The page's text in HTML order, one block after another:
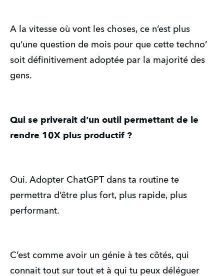
A la vitesse où vont les choses, ce n’est plus
qu’une question de mois pour que cette techno’
soit définitivement adoptée par la majorité des
gens.
Qui se priverait d’un outil permettant de le
rendre 10X plus productif ?
Oui. Adopter ChatGPT dans ta routine te
permettra d’être plus fort, plus rapide, plus
performant.
C’est comme avoir un génie à tes côtés, qui
connait tout sur tout et à qui tu peux déléguer